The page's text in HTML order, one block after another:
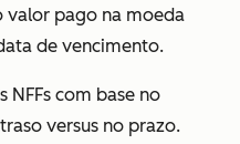
valor pago na moeda
de vencimento.
NFFs com base no
versus no prazo.